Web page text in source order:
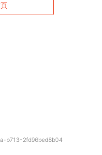
b713-2fd96bed8b04